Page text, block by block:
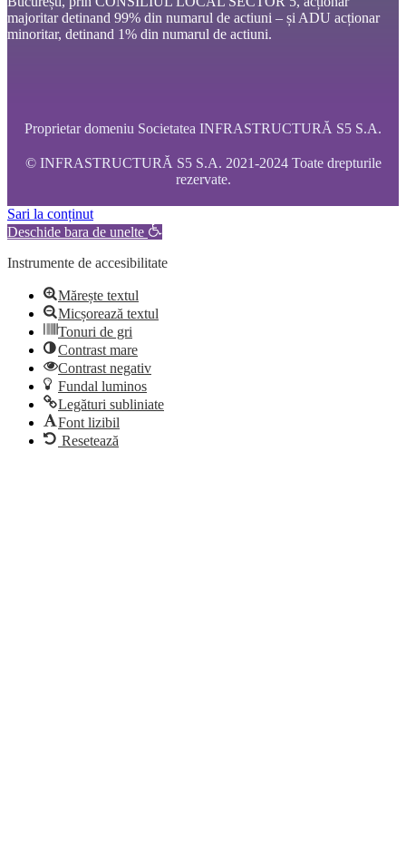
majoritar detinand 99% din numarul de actiuni – și ADU acționar
minoritar, detinand 1% din numarul de actiuni.
Proprietar domeniu Societatea INFRASTRUCTURĂ S5 S.A.
© INFRASTRUCTURĂ S5 S.A. 2021-2024 Toate drepturile
rezervate.
Sari la conținut
Deschide bara de unelte
Instrumente de accesibilitate
Mărește textul
Micșorează textul
Tonuri de gri
Contrast mare
Contrast negativ
Fundal luminos
Legături subliniate
Font lizibil
Resetează